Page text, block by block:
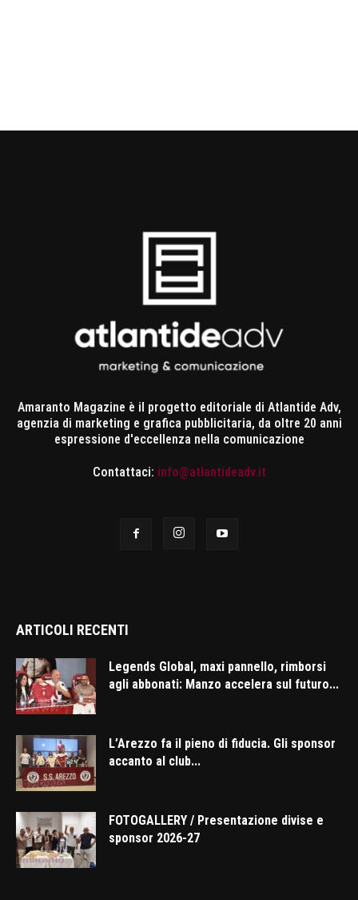
Amaranto Magazine è il progetto editoriale di Atlantide Adv,
agenzia di marketing e grafica pubblicitaria, da oltre 20 anni
espressione d'eccellenza nella comunicazione
Contattaci: info@atlantideadv.it
ARTICOLI RECENTI
Legends Global, maxi pannello, rimborsi
agli abbonati: Manzo accelera sul futuro...
L’Arezzo fa il pieno di fiducia. Gli sponsor
accanto al club...
FOTOGALLERY / Presentazione divise e
sponsor 2026-27